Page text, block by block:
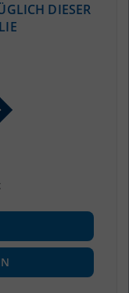
127.373
DIESER